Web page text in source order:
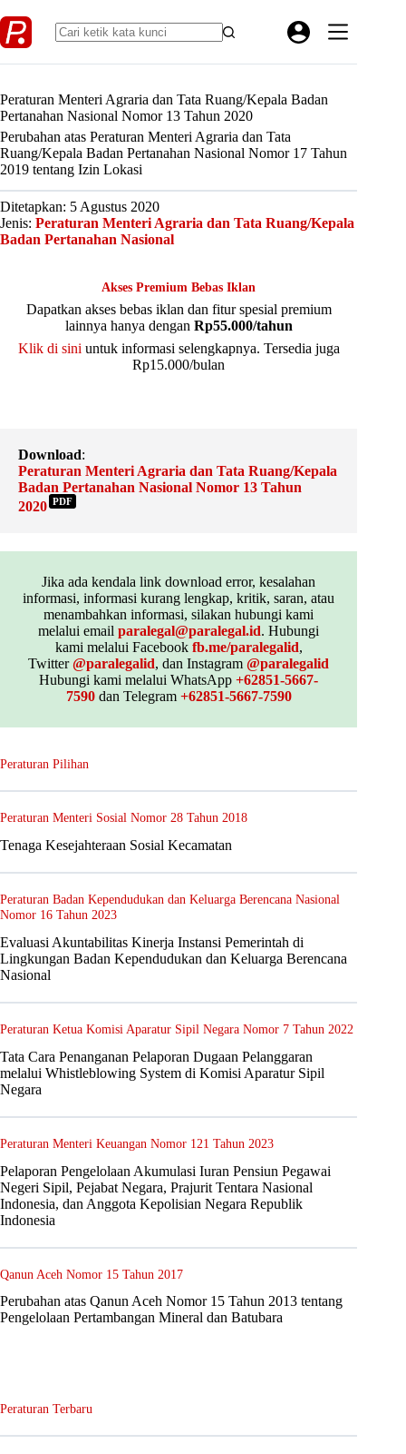
to
content
Peraturan Menteri Agraria dan Tata Ruang/Kepala Badan
Pertanahan Nasional Nomor 13 Tahun 2020
Perubahan atas Peraturan Menteri Agraria dan Tata
Ruang/Kepala Badan Pertanahan Nasional Nomor 17 Tahun
2019 tentang Izin Lokasi
Ditetapkan: 5 Agustus 2020
Jenis: Peraturan Menteri Agraria dan Tata Ruang/Kepala
Badan Pertanahan Nasional
Akses Premium Bebas Iklan
Dapatkan akses bebas iklan dan fitur spesial premium
lainnya hanya dengan Rp55.000/tahun
Klik di sini untuk informasi selengkapnya. Tersedia juga
Rp15.000/bulan
Download:
Peraturan Menteri Agraria dan Tata Ruang/Kepala
Badan Pertanahan Nasional Nomor 13 Tahun
2020 PDF
Jika ada kendala link download error, kesalahan
informasi, informasi kurang lengkap, kritik, saran, atau
menambahkan informasi, silakan hubungi kami
melalui emailparalegal@paralegal.id. Hubungi
kami melalui Facebook fb.me/paralegalid,
Twitter@paralegalid, dan Instagram@paralegalid
Hubungi kami melalui WhatsApp+62851-5667-
7590dan Telegram +62851-5667-7590
Peraturan Pilihan
Peraturan Menteri Sosial Nomor 28 Tahun 2018
Tenaga Kesejahteraan Sosial Kecamatan
Peraturan Badan Kependudukan dan Keluarga Berencana Nasional
Nomor 16 Tahun 2023
Evaluasi Akuntabilitas Kinerja Instansi Pemerintah di
Lingkungan Badan Kependudukan dan Keluarga Berencana
Nasional
Peraturan Ketua Komisi Aparatur Sipil Negara Nomor 7 Tahun 2022
Tata Cara Penanganan Pelaporan Dugaan Pelanggaran
melalui Whistleblowing System di Komisi Aparatur Sipil
Negara
Peraturan Menteri Keuangan Nomor 121 Tahun 2023
Pelaporan Pengelolaan Akumulasi Iuran Pensiun Pegawai
Negeri Sipil, Pejabat Negara, Prajurit Tentara Nasional
Indonesia, dan Anggota Kepolisian Negara Republik
Indonesia
Qanun Aceh Nomor 15 Tahun 2017
Perubahan atas Qanun Aceh Nomor 15 Tahun 2013 tentang
Pengelolaan Pertambangan Mineral dan Batubara
Peraturan Terbaru